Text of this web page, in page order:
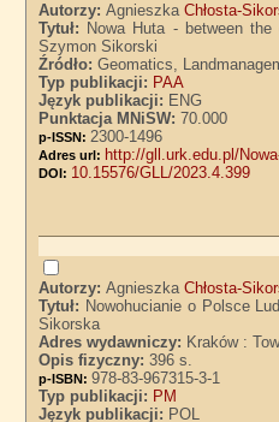
Autorzy:AgnieszkaChłosta-
Tytuł: Nowa Huta - between
Szymon Sikorski
Źródło:Geomatics,
Typ publikacji: PAA
Język publikacji: ENG
Punktacja MNiSW:70.000
p-ISSN: 2300-1496
Adres url: http://gll.urk.edu.pl/
DOI: 10.15576/GLL/2023.4.399
Autorzy:AgnieszkaChłosta-
Tytuł: Nowohucianie o Polsce
Sikorska
Adres wydawniczy: Kraków :
Opis fizyczny:396 s.
p-ISBN:978-83-967315-3-1
Typ publikacji: PM
Język publikacji: POL